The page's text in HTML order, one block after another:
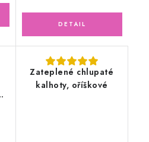
Zateplené chlupaté
kalhoty, oříškové